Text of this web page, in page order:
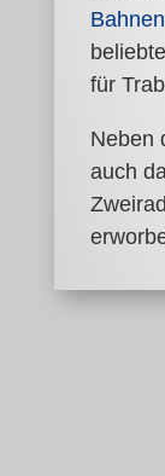
beliebte
für
Neben
auch